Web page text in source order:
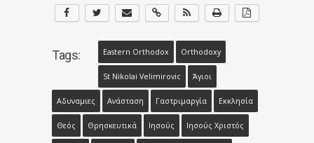
Tags: Eastern Orthodox Orthodoxy
St Nikolai Velimirovic Άγιοι
Αδυναμιες Ανάσταση Γαστριμαργία Εκκλησία
Θεός Θρησκευτικά Ιησούς Ιησούς Χριστός